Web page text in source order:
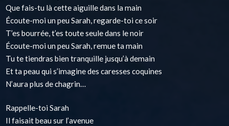
Que fais-tu là cette aiguille dans la main
Écoute-moi un peu Sarah, regarde-toi ce soir
T’es bourrée, t’es toute seule dans le noir
Écoute-moi un peu Sarah, remue ta main
Tu te tiendras bien tranquille jusqu’à demain
Et ta peau qui s’imagine des caresses coquines
N’aura plus de chagrin…
Rappelle-toi Sarah
Il faisait beau sur l’avenue